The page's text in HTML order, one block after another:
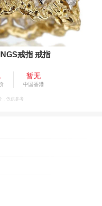
戒指 戒指
暂无
中国香港
，仅供参考